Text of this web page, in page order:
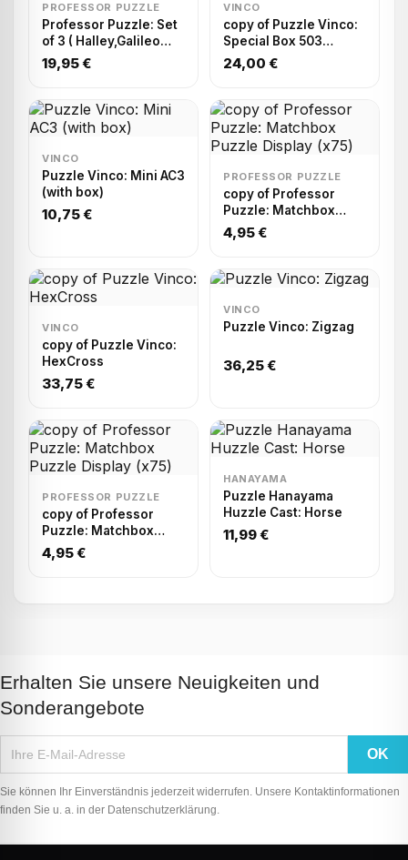
PROFESSOR PUZZLE
Professor Puzzle: Set
of 3 ( Halley,Galileo
and Kepler)
19,95 €
VINCO
copy of Puzzle Vinco:
Special Box 503
(4TR+1SQ - lid)
24,00 €
VINCO
Puzzle Vinco: Mini AC3
(with box)
10,75 €
PROFESSOR PUZZLE
copy of Professor
Puzzle: Matchbox
Puzzle Display (x75)
4,95 €
VINCO
copy of Puzzle Vinco:
HexCross
33,75 €
VINCO
Puzzle Vinco: Zigzag
36,25 €
PROFESSOR PUZZLE
copy of Professor
Puzzle: Matchbox
Puzzle Display (x75)
4,95 €
HANAYAMA
Puzzle Hanayama
Huzzle Cast: Horse
11,99 €
Erhalten Sie unsere Neuigkeiten und
Sonderangebote
Sie können Ihr Einverständnis jederzeit widerrufen. Unsere Kontaktinformationen
finden Sie u. a. in der Datenschutzerklärung.